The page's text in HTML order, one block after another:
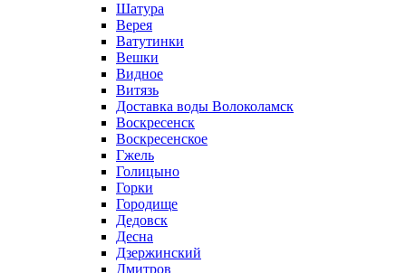
Шатура
Верея
Ватутинки
Вешки
Видное
Витязь
Доставка воды Волоколамск
Воскресенск
Воскресенское
Гжель
Голицыно
Горки
Городище
Дедовск
Десна
Дзержинский
Дмитров